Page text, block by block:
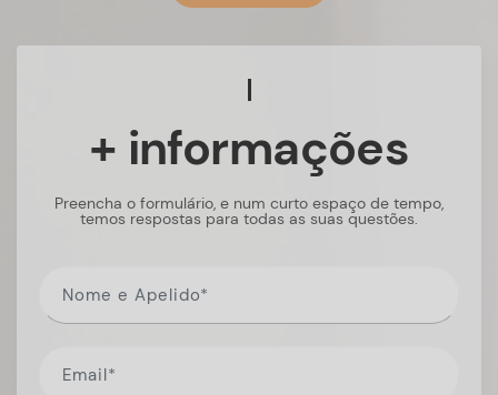
+ informações
Preencha o formulário, e num curto espaço de tempo,
temos respostas para todas as suas questões.